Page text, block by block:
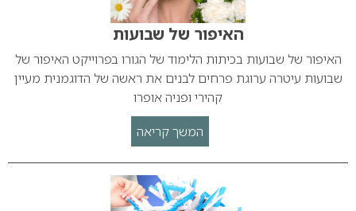
האיפור של שבועות
האיפור של שבועות בכיתות הלימוד של הגורו בפרוייקט האיפור של
שבועות עיטרה ערוגת פרחים לבנים את ראשה של הדוגמנית מעיין
קהירי ופניה אופרו
המשך קריאה